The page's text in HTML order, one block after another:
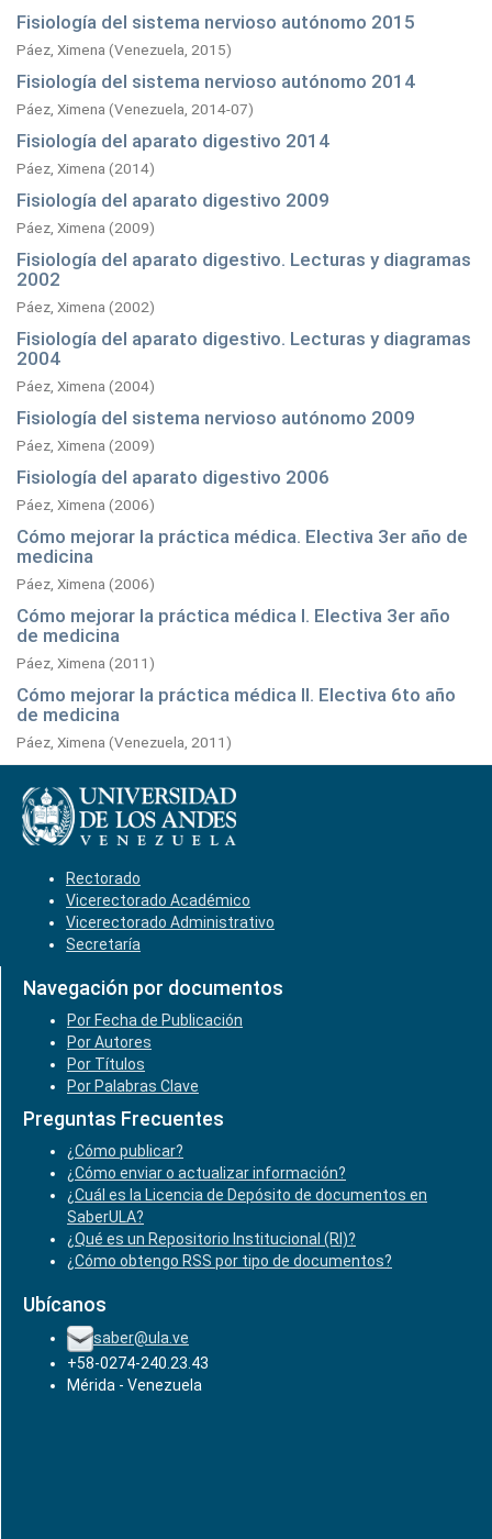
Fisiología del sistema nervioso autónomo 2015
Páez, Ximena (Venezuela, 2015)
Fisiología del sistema nervioso autónomo 2014
Páez, Ximena (Venezuela, 2014-07)
Fisiología del aparato digestivo 2014
Páez, Ximena (2014)
Fisiología del aparato digestivo 2009
Páez, Ximena (2009)
Fisiología del aparato digestivo. Lecturas y diagramas
2002
Páez, Ximena (2002)
Fisiología del aparato digestivo. Lecturas y diagramas
2004
Páez, Ximena (2004)
Fisiología del sistema nervioso autónomo 2009
Páez, Ximena (2009)
Fisiología del aparato digestivo 2006
Páez, Ximena (2006)
Cómo mejorar la práctica médica. Electiva 3er año de
medicina
Páez, Ximena (2006)
Cómo mejorar la práctica médica I. Electiva 3er año
de medicina
Páez, Ximena (2011)
Cómo mejorar la práctica médica II. Electiva 6to año
de medicina
Páez, Ximena (Venezuela, 2011)
Rectorado
Vicerectorado Académico
Vicerectorado Administrativo
Secretaría
Navegación por documentos
Por Fecha de Publicación
Por Autores
Por Títulos
Por Palabras Clave
Preguntas Frecuentes
¿Cómo publicar?
¿Cómo enviar o actualizar información?
¿Cuál es la Licencia de Depósito de documentos en
SaberULA?
¿Qué es un Repositorio Institucional (RI)?
¿Cómo obtengo RSS por tipo de documentos?
Ubícanos
saber@ula.ve
+58-0274-240.23.43
Mérida - Venezuela